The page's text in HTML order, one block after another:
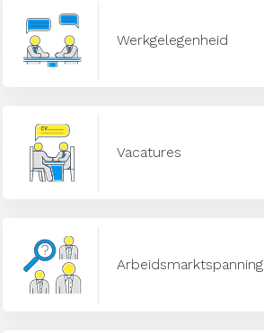
Werkgelegenheid
Vacatures
Arbeidsmarktspanning